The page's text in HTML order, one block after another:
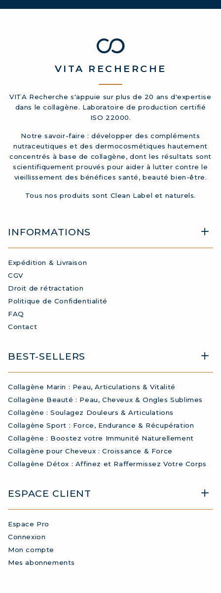
VITA RECHERCHE
VITA Recherche s'appuie sur plus de 20 ans d'expertise
dans le collagène. Laboratoire de production certifié
ISO 22000.
Notre savoir-faire : développer des compléments
nutraceutiques et des dermocosmétiques hautement
concentrés à base de collagène, dont les résultats sont
scientifiquement prouvés pour aider à lutter contre le
vieillissement des bénéfices santé, beauté bien-être.
Tous nos produits sont Clean Label et naturels.
INFORMATIONS
Expédition & Livraison
CGV
Droit de rétractation
Politique de Confidentialité
FAQ
Contact
BEST-SELLERS
Collagène Marin : Peau, Articulations & Vitalité
Collagène Beauté : Peau, Cheveux & Ongles Sublimes
Collagène : Soulagez Douleurs & Articulations
Collagène Sport : Force, Endurance & Récupération
Collagène : Boostez votre Immunité Naturellement
Collagène pour Cheveux : Croissance & Force
Collagène Détox : Affinez et Raffermissez Votre Corps
ESPACE CLIENT
Espace Pro
Connexion
Mon compte
Mes abonnements